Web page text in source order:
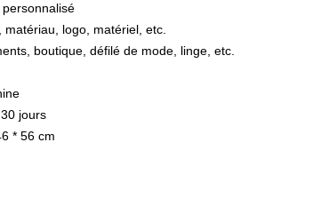
matériau, logo, matériel, etc.
boutique, défilé de mode, linge, etc.
jours
* 56 cm